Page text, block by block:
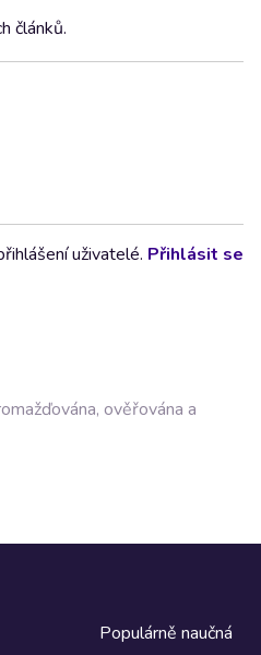
článků.
uživatelé. Přihlásit se
ověřována a
Populárně naučná